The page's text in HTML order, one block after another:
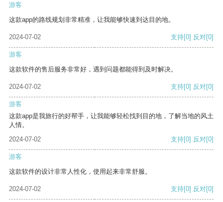
游客
这款app的路线规划非常精准，让我能够快速到达目的地。
2024-07-02 支持[0] 反对[0]
游客
这款软件的售后服务非常好，遇到问题都能得到及时解决。
2024-07-02 支持[0] 反对[0]
游客
这款app是我旅行的好帮手，让我能够轻松找到目的地，了解当地的风土
人情。
2024-07-02
支持[0] 反对[0]
游客
这款软件的设计非常人性化，使用起来非常舒服。
2024-07-02 支持[0] 反对[0]